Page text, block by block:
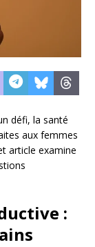
défi, la santé
aux femmes
article examine
: